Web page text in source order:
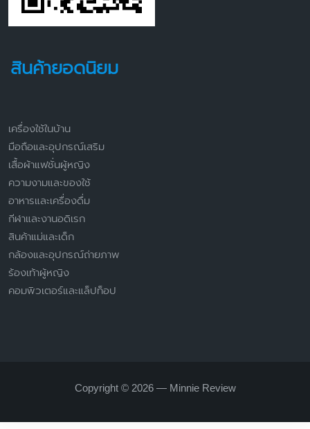
สินค้ายอดนิยม
เครื่องใช้ในบ้าน
มือถือและอุปกรณ์เสริม
เสื้อผ้าแฟชั่นผู้หญิง
ความงามและของใช้
อาหารและเครื่องดื่ม
กีฬาและงานอดิเรก
สินค้าแม่และเด็ก
กล้องและอุปกรณ์ถ่ายภาพ
ร้องเท้าผู้หญิง
คอมพิวเตอร์และแล็ปท็อป
Copyright © 2026 — Minnie Review